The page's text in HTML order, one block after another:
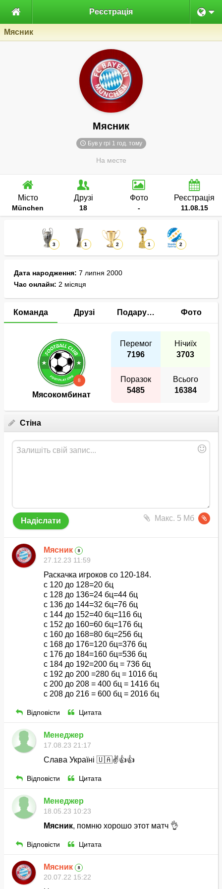
 Реєстрація
Мясник
Мясник
Був у грі 1 год. тому
На месте
Місто
München
Друзі
18
Фото
-
Реєстрація
11.08.15
3 1 2 1 2
Дата народження: 7 липня 2000
Час онлайн: 2 місяця
Команда Друзі Подарунки Фото
8
Мясокомбинат
Перемог
7196
Нічиїх
3703
Поразок
5485
Всього
16384
Стіна
Макс. 5 Мб
Мясник 8
27.12.23 11:59
Раскачка игроков со 120-184.
с 120 до 128=20 бц
с 128 до 136=24 бц=44 бц
с 136 до 144=32 бц=76 бц
с 144 до 152=40 бц=116 бц
с 152 до 160=60 бц=176 бц
с 160 до 168=80 бц=256 бц
с 168 до 176=120 бц=376 бц
с 176 до 184=160 бц=536 бц
с 184 до 192=200 бц = 736 бц
с 192 до 200 =280 бц = 1016 бц
с 200 до 208 = 400 бц = 1416 бц
с 208 до 216 = 600 бц = 2016 бц
Відповісти Цитата
Менеджер
17.08.23 21:17
Слава Україні 🇺🇦✌️👍👍
Відповісти Цитата
Менеджер
18.05.23 10:23
Мясник, помню хорошо этот матч 👌
Відповісти Цитата
Мясник 8
20.07.22 15:22